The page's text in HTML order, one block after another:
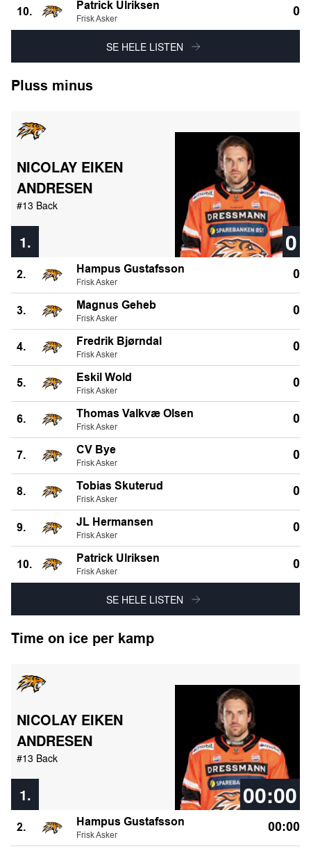
10.
Patrick Ulriksen
Frisk Asker
0
SE HELE LISTEN
Pluss minus
NICOLAY EIKEN
ANDRESEN
#13 Back
1. 0
2.
Hampus Gustafsson
Frisk Asker
0
3.
Magnus Geheb
Frisk Asker
0
4.
Fredrik Bjørndal
Frisk Asker
0
5.
Eskil Wold
Frisk Asker
0
6.
Thomas Valkvæ Olsen
Frisk Asker
0
7.
CV Bye
Frisk Asker
0
8.
Tobias Skuterud
Frisk Asker
0
9.
JL Hermansen
Frisk Asker
0
10.
Patrick Ulriksen
Frisk Asker
0
SE HELE LISTEN
Time on ice per kamp
NICOLAY EIKEN
ANDRESEN
#13 Back
1. 00:00
2.
Hampus Gustafsson
Frisk Asker
00:00